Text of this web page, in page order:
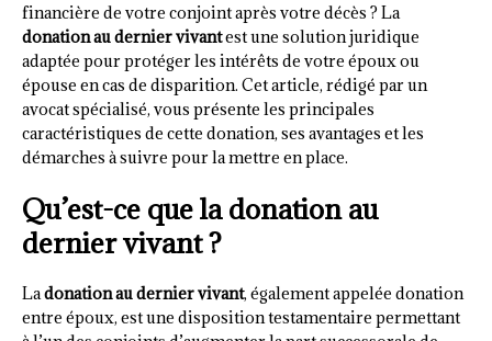
financière de votre conjoint après votre décès ? La
donation au dernier vivantest une solution juridique
adaptée pour protéger les intérêts de votre époux ou
épouse en cas de disparition. Cet article, rédigé par un
avocat spécialisé, vous présente les principales
caractéristiques de cette donation, ses avantages et les
démarches à suivre pour la mettre en place.
Qu’est-ce que la donation au
dernier vivant ?
Ladonation au dernier vivant, également appelée donation
entre époux, est une disposition testamentaire permettant